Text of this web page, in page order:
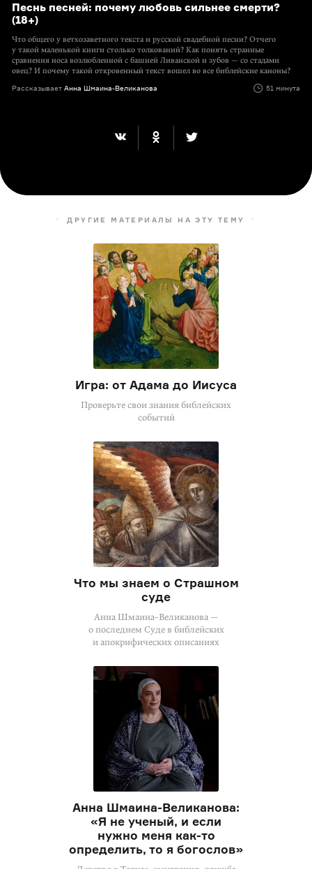
Песнь песней: почему любовь сильнее смерти?
(18+)
Что общего у ветхозаветного текста и русской свадебной песни? Отчего
у такой маленькой книги столько толкований? Как понять странные
сравнения носа возлюбленной с башней Ливанской и зубов — со стадами
овец? И почему такой откровенный текст вошел во все библейские каноны?
Рассказывает Анна Шмаина-Великанова 51 минута
ДРУГИЕ МАТЕРИАЛЫ НА ЭТУ ТЕМУ
Игра: от Адама до Иисуса
Проверьте свои знания библейских
событий
Что мы знаем о Страшном
суде
Анна Шмаина-Великанова —
о последнем Суде в библейских
и апокрифических описаниях
Анна Шмаина-Великанова:
«Я не ученый, и если
нужно меня как-то
определить, то я богослов»